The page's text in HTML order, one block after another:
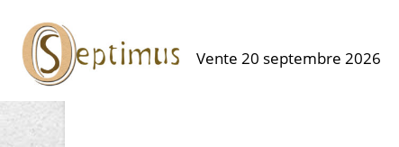
Vente 20 septembre 2026